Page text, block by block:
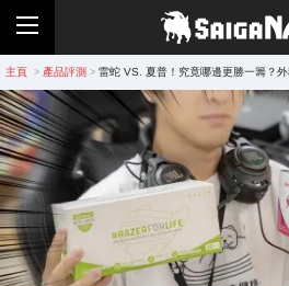
主頁 > 產品評測 > 雷蛇 VS. 夏普！究竟哪邊更勝一籌？外